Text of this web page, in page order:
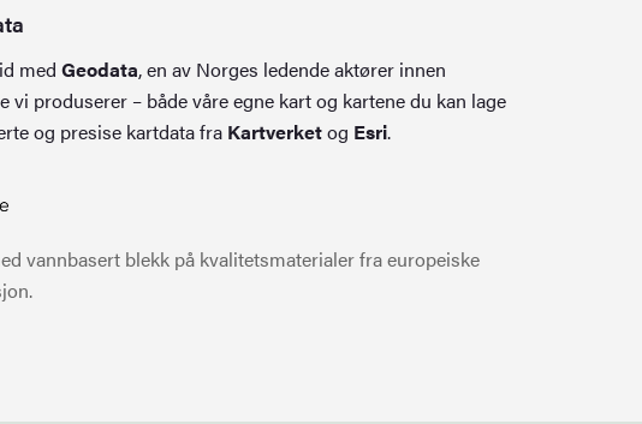
medGeodata, en av Norges ledende aktører innen
produserer – både våre egne kart og kartene du kan lage
og presise kartdata fra Kartverketog Esri.
vannbasert blekk på kvalitetsmaterialer fra europeiske